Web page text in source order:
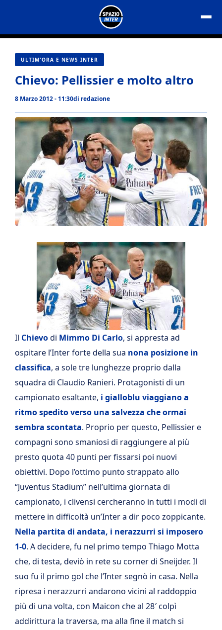
contenuto
ULTIM'ORA E NEWS INTER
Chievo: Pellissier e molto altro
8 Marzo 2012 - 11:30di redazione
Il Chievodi Mimmo Di Carlo, si appresta ad
ospitare l’Inter forte della sua nona posizione in
classifica, a sole tre lunghezze proprio dalla
squadra di Claudio Ranieri. Protagonisti di un
campionato esaltante, i gialloblu viaggiano a
ritmo spedito verso una salvezza che ormai
sembra scontata. Proprio per questo, Pellissier e
compagni sono smaniosi di raggiungere al più
presto quota 40 punti per fissarsi poi nuovi
obiettivi. Dopo l’ottimo punto strappato allo
“Juventus Stadium” nell’ultima giornata di
campionato, i clivensi cercheranno in tutti i modi di
mettere in difficoltà un’Inter a dir poco zoppicante.
Nella partita di andata, i nerazzurri si imposero
1-0. A decidere, fu nel primo tempo Thiago Motta
che, di testa, deviò in rete su corner di Sneijder. Il
suo fu il primo gol che l’Inter segnò in casa. Nella
ripresa i nerazzurri andarono vicini al raddoppio
più di una volta, con Maicon che al 28′ colpì
addirittura la traversa, ma alla fine il match si